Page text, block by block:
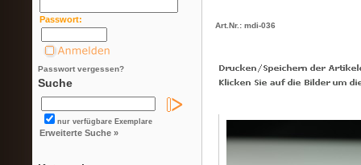
Passwort:
Passwort vergessen?
Suche
nur verfügbare Exemplare
Erweiterte Suche »
Art.Nr.: mdi-036